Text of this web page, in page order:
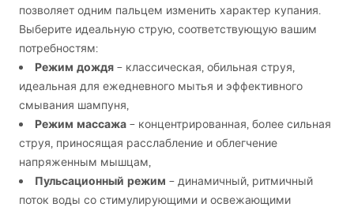
позволяет одним пальцем изменить характер купания.
Выберите идеальную струю, соответствующую вашим
потребностям:
Режим дождя – классическая, обильная струя,
идеальная для ежедневного мытья и эффективного
смывания шампуня,
Режим массажа – концентрированная, более сильная
струя, приносящая расслабление и облегчение
напряженным мышцам,
Пульсационный режим – динамичный, ритмичный
поток воды со стимулирующими и освежающими